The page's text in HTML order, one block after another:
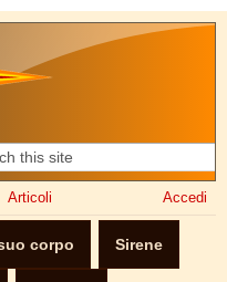
ricerca
Articoli Accedi
corpo Sirene